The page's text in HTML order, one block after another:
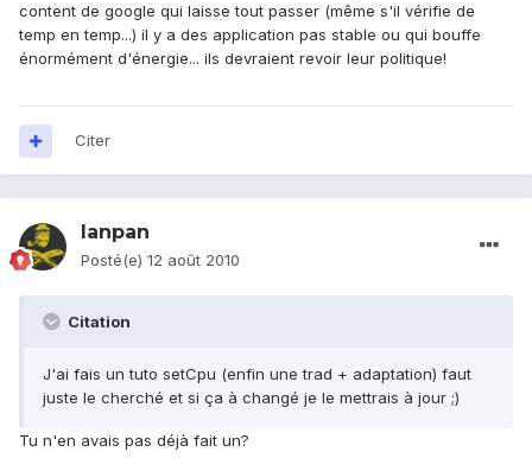
content de google qui laisse tout passer (même s'il vérifie de
temp en temp...) il y a des application pas stable ou qui bouffe
énormément d'énergie... ils devraient revoir leur politique!
Citer
lanpan
Posté(e) 12 août 2010
Citation
J'ai fais un tuto setCpu (enfin une trad + adaptation) faut
juste le cherché et si ça à changé je le mettrais à jour ;)
Tu n'en avais pas déjà fait un?